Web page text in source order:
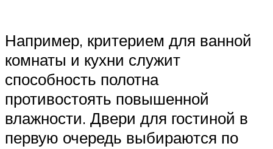
Например, критерием для ванной
комнаты и кухни служит
способность полотна
противостоять повышенной
влажности. Двери для гостиной в
первую очередь выбираются по